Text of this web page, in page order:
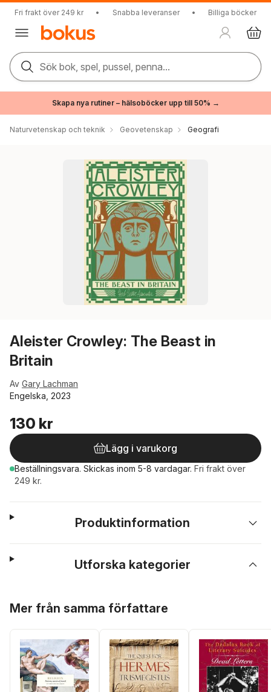
Fri frakt över 249 kr • Snabba leveranser • Billiga böcker
Sök bok, spel, pussel, penna...
Skapa nya rutiner – hälsoböcker upp till 50% →
Naturvetenskap och teknik Geovetenskap Geografi
Aleister Crowley: The Beast in
Britain
Av Gary Lachman
Engelska, 2023
130 kr
Lägg i varukorg
Beställningsvara. Skickas inom 5-8 vardagar. Fri frakt över
249 kr.
Produktinformation
Utforska kategorier
Mer från samma författare